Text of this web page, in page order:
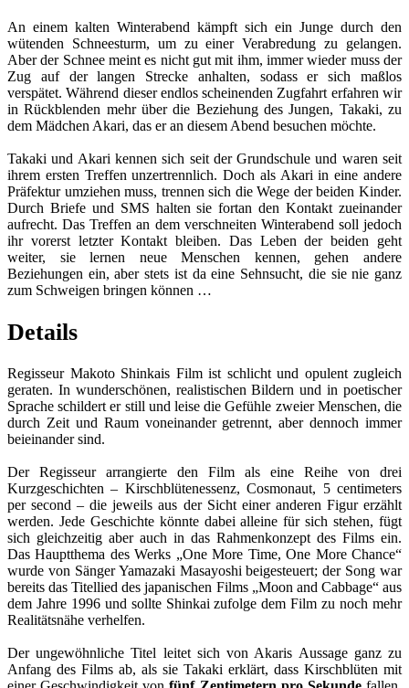
An einem kalten Winterabend kämpft sich ein Junge durch den
wütenden Schneesturm, um zu einer Verabredung zu gelangen.
Aber der Schnee meint es nicht gut mit ihm, immer wieder muss der
Zug auf der langen Strecke anhalten, sodass er sich maßlos
verspätet. Während dieser endlos scheinenden Zugfahrt erfahren wir
in Rückblenden mehr über die Beziehung des Jungen, Takaki, zu
dem Mädchen Akari, das er an diesem Abend besuchen möchte.
Takaki und Akari kennen sich seit der Grundschule und waren seit
ihrem ersten Treffen unzertrennlich. Doch als Akari in eine andere
Präfektur umziehen muss, trennen sich die Wege der beiden Kinder.
Durch Briefe und SMS halten sie fortan den Kontakt zueinander
aufrecht. Das Treffen an dem verschneiten Winterabend soll jedoch
ihr vorerst letzter Kontakt bleiben. Das Leben der beiden geht
weiter, sie lernen neue Menschen kennen, gehen andere
Beziehungen ein, aber stets ist da eine Sehnsucht, die sie nie ganz
zum Schweigen bringen können …
Details
Regisseur Makoto Shinkais Film ist schlicht und opulent zugleich
geraten. In wunderschönen, realistischen Bildern und in poetischer
Sprache schildert er still und leise die Gefühle zweier Menschen, die
durch Zeit und Raum voneinander getrennt, aber dennoch immer
beieinander sind.
Der Regisseur arrangierte den Film als eine Reihe von drei
Kurzgeschichten – Kirschblütenessenz, Cosmonaut, 5 centimeters
per second – die jeweils aus der Sicht einer anderen Figur erzählt
werden. Jede Geschichte könnte dabei alleine für sich stehen, fügt
sich gleichzeitig aber auch in das Rahmenkonzept des Films ein.
Das Hauptthema des Werks „One More Time, One More Chance“
wurde von Sänger Yamazaki Masayoshi beigesteuert; der Song war
bereits das Titellied des japanischen Films „Moon and Cabbage“ aus
dem Jahre 1996 und sollte Shinkai zufolge dem Film zu noch mehr
Realitätsnähe verhelfen.
Der ungewöhnliche Titel leitet sich von Akaris Aussage ganz zu
Anfang des Films ab, als sie Takaki erklärt, dass Kirschblüten mit